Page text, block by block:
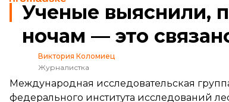
Ученые выяснили,
ночам — это
Виктория Коломиец
Журналистка
Международная исследовательская
федерального института исследований